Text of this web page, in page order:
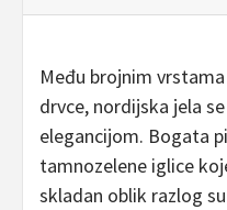
Među brojnim
drvce, nordijska jela
elegancijom. Bogata
tamnozelene iglice
skladan oblik razlog